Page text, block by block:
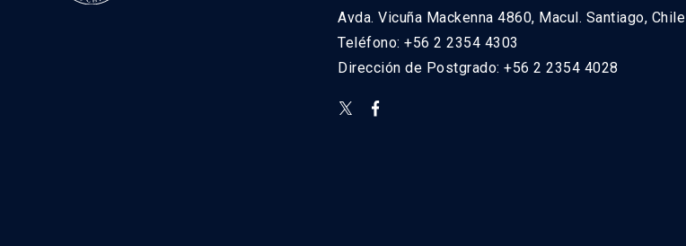
Avda. Vicuña Mackenna 4860, Macul. Santiago, Chile
Teléfono: +56 2 2354 4303
Dirección de Postgrado: +56 2 2354 4028